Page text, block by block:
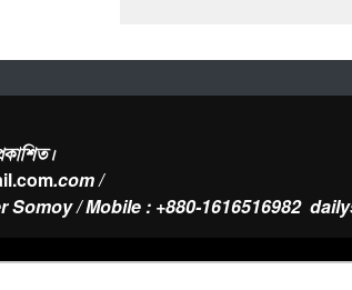
.com /
/ Mobile : +880-1616516982